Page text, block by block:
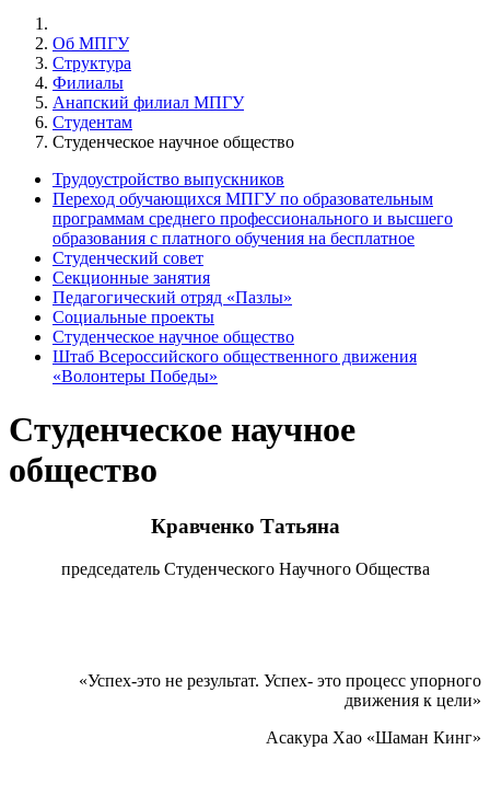
Об МПГУ
Структура
Филиалы
Анапский филиал МПГУ
Студентам
Студенческое научное общество
Трудоустройство выпускников
Переход обучающихся МПГУ по образовательным
программам среднего профессионального и высшего
образования с платного обучения на бесплатное
Студенческий совет
Секционные занятия
Педагогический отряд «Пазлы»
Социальные проекты
Студенческое научное общество
Штаб Всероссийского общественного движения
«Волонтеры Победы»
Студенческое научное
общество
Кравченко Татьяна
председатель Студенческого Научного Общества
«Успех-это не результат. Успех- это процесс упорного
движения к цели»
Асакура Хао «Шаман Кинг»